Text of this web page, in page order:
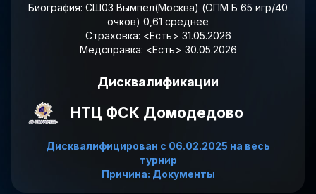
Биография: СШ03 Вымпел(Москва) (ОПМ Б 65 игр/40
очков) 0,61 среднее
Страховка: <Есть> 31.05.2026
Медсправка: <Есть> 30.05.2026
Дисквалификации
НТЦ ФСК Домодедово
Дисквалифицирован c 06.02.2025 на весь
турнир
Причина: Документы